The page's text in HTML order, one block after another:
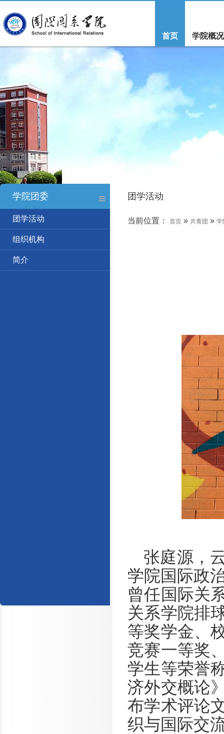
首页 学院概况
学院团委 团学活动
团学活动
组织机构
简介
当前位置： 首页 » 共青团 » 学
张庭源，
学院国际政
曾任国际关
关系学院排
等奖学金、
竞赛一等奖
学生等荣誉
济外交概论
布学术评论
织与国际交